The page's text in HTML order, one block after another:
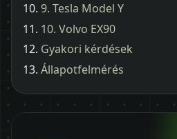
9. Tesla Model Y
10. Volvo EX90
Gyakori kérdések
Állapotfelmérés